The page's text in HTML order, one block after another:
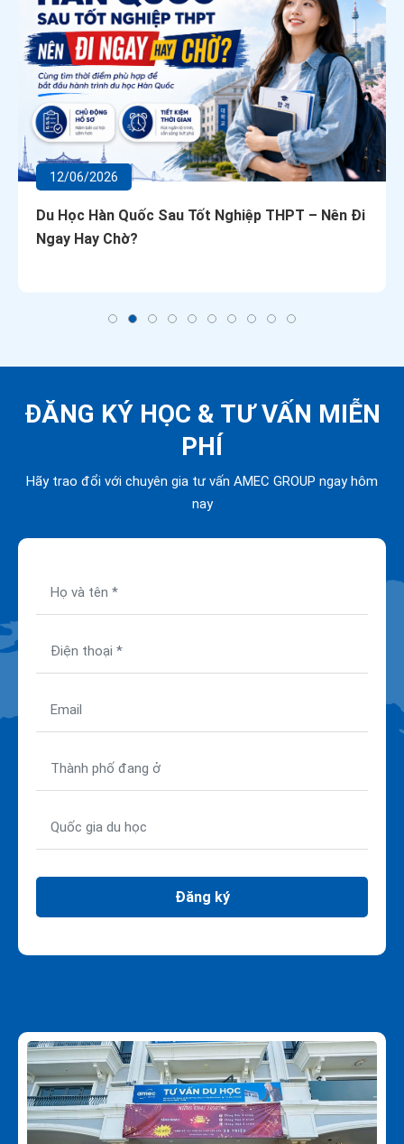
12/06/2026
Du Học Hàn Quốc Sau Tốt Nghiệp THPT – Nên Đi
Ngay Hay Chờ?
ĐĂNG KÝ HỌC & TƯ VẤN MIỄN
PHÍ
Hãy trao đổi với chuyên gia tư vấn AMEC GROUP ngay hôm
nay
Đăng ký